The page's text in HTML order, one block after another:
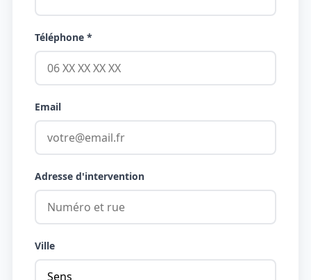
Téléphone *
Email
Adresse d'intervention
Ville